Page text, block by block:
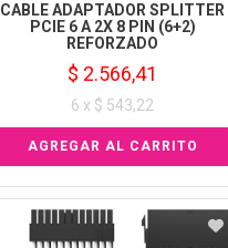
CABLE ADAPTADOR SPLITTER
PCIE 6 A 2X 8 PIN (6+2)
REFORZADO
$ 2.566,41
6 x $ 543,22